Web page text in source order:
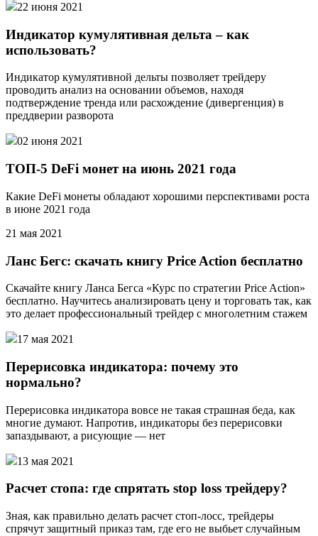
22 июня 2021
Индикатор кумулятивная дельта – как
использовать?
Индикатор кумулятивной дельты позволяет трейдеру
проводить анализ на основании объемов, находя
подтверждение тренда или расхождение (дивергенция) в
преддверии разворота
02 июня 2021
ТОП-5 DeFi монет на июнь 2021 года
Какие DeFi монеты обладают хорошими перспективами роста
в июне 2021 года
21 мая 2021
Ланс Бегс: скачать книгу Price Action бесплатно
Скачайте книгу Ланса Бегса «Курс по стратегии Price Action»
бесплатно. Научитесь анализировать цену и торговать так, как
это делает профессиональный трейдер с многолетним стажем
17 мая 2021
Перерисовка индикатора: почему это
нормально?
Перерисовка индикатора вовсе не такая страшная беда, как
многие думают. Напротив, индикаторы без перерисовки
запаздывают, а рисующие — нет
13 мая 2021
Расчет стопа: где спрятать stop loss трейдеру?
Зная, как правильно делать расчет стоп-лосс, трейдеры
спрячут защитный приказ там, где его не выбьет случайным